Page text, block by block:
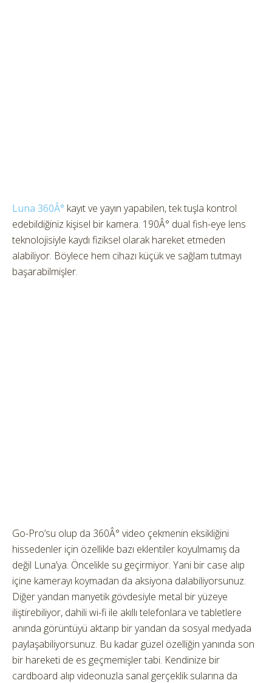
Luna 360Â° kayıt ve yayın yapabilen, tek tuşla kontrol
edebildiğiniz kişisel bir kamera. 190Â° dual fish-eye lens
teknolojisiyle kaydı fiziksel olarak hareket etmeden
alabiliyor. Böylece hem cihazı küçük ve sağlam tutmayı
başarabilmişler.
Go-Pro’su olup da 360Â° video çekmenin eksikliğini
hissedenler için özellikle bazı eklentiler koyulmamış da
değil Luna’ya. Öncelikle su geçirmiyor. Yani bir case alıp
içine kamerayı koymadan da aksiyona dalabiliyorsunuz.
Diğer yandan manyetik gövdesiyle metal bir yüzeye
iliştirebiliyor, dahili wi-fi ile akıllı telefonlara ve tabletlere
anında görüntüyü aktarıp bir yandan da sosyal medyada
paylaşabiliyorsunuz. Bu kadar güzel özelliğin yanında son
bir hareketi de es geçmemişler tabi. Kendinize bir
cardboard alıp videonuzla sanal gerçeklik sularına da